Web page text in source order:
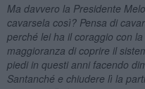
Ma davvero la Presidente
cavarsela così? Pensa di
perché lei ha il coraggio con
maggioranza di coprire il
piedi in questi anni facendo
Santanché e chiudere lì la